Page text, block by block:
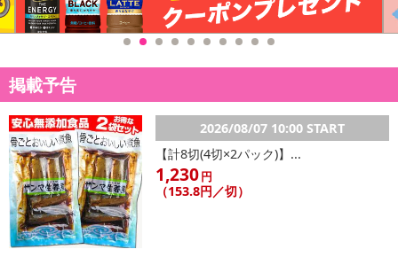
発送日カレンダー
休業日
掲載予告
2026/08/07 10:00 START
【計8切(4切×2パック)】...
1,230円
（153.8円／切）